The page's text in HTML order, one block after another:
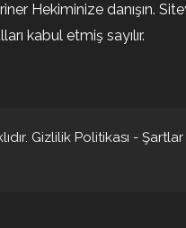
Hekiminize danışın.
kabul etmiş sayılır.
Gizlilik Politikası - Şartlar